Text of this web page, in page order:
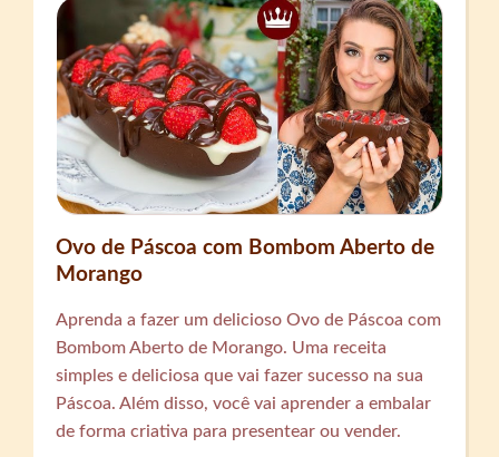
Ovo de Páscoa com Bombom Aberto de
Morango
Aprenda a fazer um delicioso Ovo de Páscoa com
Bombom Aberto de Morango. Uma receita
simples e deliciosa que vai fazer sucesso na sua
Páscoa. Além disso, você vai aprender a embalar
de forma criativa para presentear ou vender.